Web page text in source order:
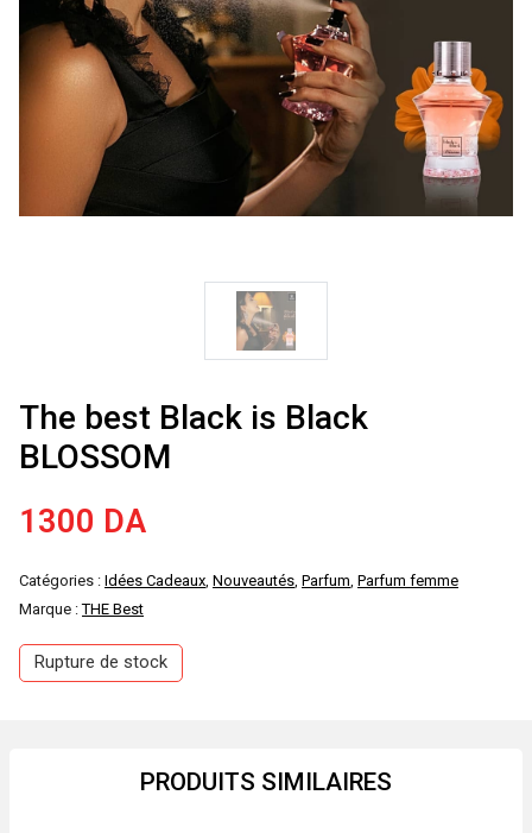
The best Black is Black
BLOSSOM
1300 DA
Catégories : Idées Cadeaux, Nouveautés, Parfum, Parfum femme
Marque :THE Best
Rupture de stock
PRODUITS SIMILAIRES